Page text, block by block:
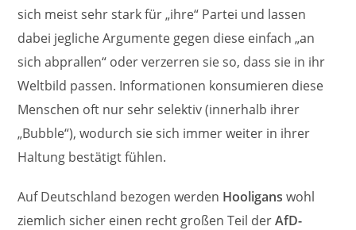
sich meist sehr stark für „ihre“ Partei und lassen
dabei jegliche Argumente gegen diese einfach „an
sich abprallen“ oder verzerren sie so, dass sie in ihr
Weltbild passen. Informationen konsumieren diese
Menschen oft nur sehr selektiv (innerhalb ihrer
„Bubble“), wodurch sie sich immer weiter in ihrer
Haltung bestätigt fühlen.
Auf Deutschland bezogen werden Hooligans wohl
ziemlich sicher einen recht großen Teil derAfD-